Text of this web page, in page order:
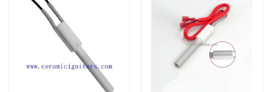
أشرطة فيديو